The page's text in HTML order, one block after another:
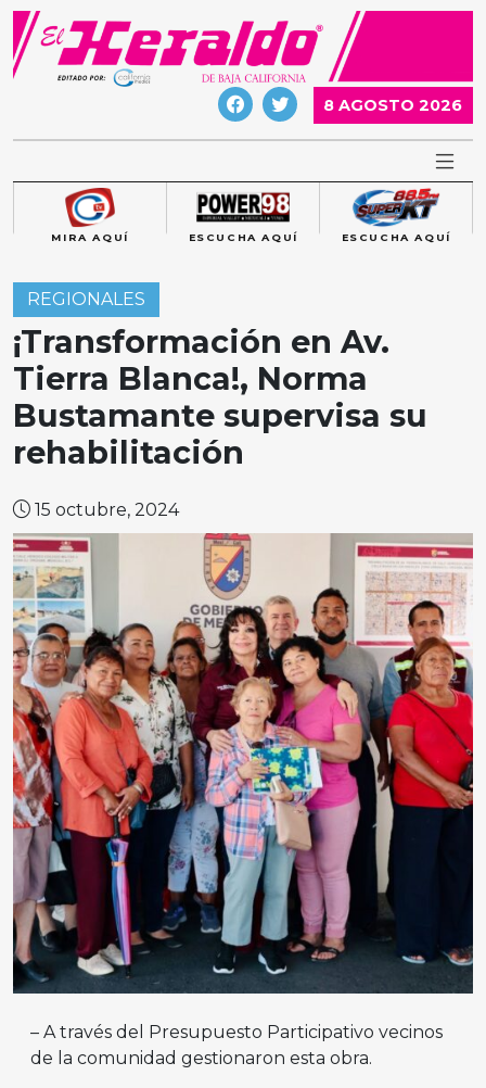
Skip
content
8 AGOSTO 2026
MIRA AQUÍ ESCUCHA AQUÍ ESCUCHA AQUÍ
REGIONALES
¡Transformación en Av.
Tierra Blanca!, Norma
Bustamante supervisa su
rehabilitación
15 octubre, 2024
– A través del Presupuesto Participativo vecinos
de la comunidad gestionaron esta obra.